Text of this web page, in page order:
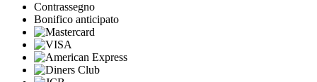
Contrassegno
Bonifico anticipato